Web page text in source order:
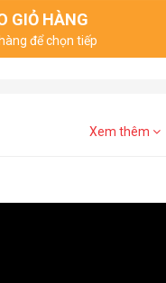
GIỎ HÀNG
để chọn tiếp
Xem thêm